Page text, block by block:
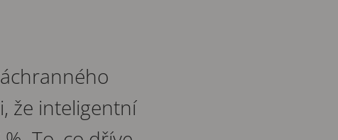
že inteligentní